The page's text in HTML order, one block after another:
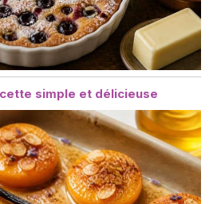
simple et délicieuse